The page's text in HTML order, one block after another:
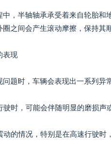
中，半轴轴承承受着来自轮胎和
圈之间会产生滚动摩擦，保持其
表现
问题时，车辆会表现出一系列异
驶时，可能会伴随明显的磨损声
动的情况，特别是在高速行驶时